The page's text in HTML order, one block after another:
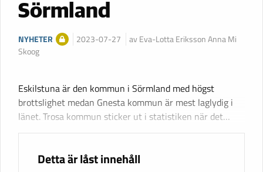
Sörmland
NYHETER 2023-07-27
av Eva-Lotta Eriksson Anna Mi
Skoog
Eskilstuna är den kommun i Sörmland med högst
brottslighet medan Gnesta kommun är mest laglydig i
länet. Trosa kommun sticker ut i statistiken när det…
Detta är låst innehåll